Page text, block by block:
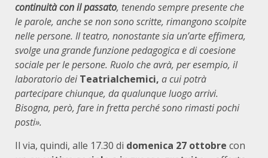
continuità con il passato, tenendo sempre presente che
le parole, anche se non sono scritte, rimangono scolpite
nelle persone. Il teatro, nonostante sia un’arte effimera,
svolge una grande funzione pedagogica e di coesione
sociale per le persone. Ruolo che avrà, per esempio, il
laboratorio dei Teatrialchemici, a cui potrà
partecipare chiunque, da qualunque luogo arrivi.
Bisogna, però, fare in fretta perché sono rimasti pochi
posti».
Il via, quindi, alle 17.30 di domenica 27 ottobre con